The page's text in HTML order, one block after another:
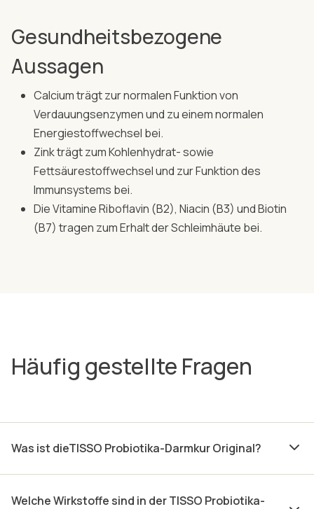
Gesundheitsbezogene
Aussagen
Calcium trägt zur normalen Funktion von
Verdauungsenzymen und zu einem normalen
Energiestoffwechsel bei.
Zink trägt zum Kohlenhydrat- sowie
Fettsäurestoffwechsel und zur Funktion des
Immunsystems bei.
Die Vitamine Riboflavin (B2), Niacin (B3) und Biotin
(B7) tragen zum Erhalt der Schleimhäute bei.
Häufig gestellte Fragen
Was ist dieTISSO Probiotika-Darmkur Original?
Welche Wirkstoffe sind in der TISSO Probiotika-